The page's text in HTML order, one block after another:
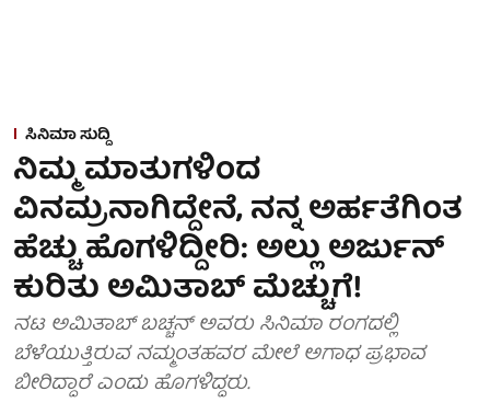
ಸಿನಿಮಾ ಸುದ್ದಿ
ನಿಮ್ಮ ಮಾತುಗಳಿಂದ
ವಿನಮ್ರನಾಗಿದ್ದೇನೆ, ನನ್ನ ಅರ್ಹತೆಗಿಂತ
ಹೆಚ್ಚು ಹೊಗಳಿದ್ದೀರಿ: ಅಲ್ಲು ಅರ್ಜುನ್
ಕುರಿತು ಅಮಿತಾಬ್ ಮೆಚ್ಚುಗೆ!
ನಟ ಅಮಿತಾಬ್‌ ಬಚ್ಚನ್ ಅವರು ಸಿನಿಮಾ ರಂಗದಲ್ಲಿ
ಬೆಳೆಯುತ್ತಿರುವ ನಮ್ಮಂತಹವರ ಮೇಲೆ ಅಗಾಧ ಪ್ರಭಾವ
ಬೀರಿದ್ದಾರೆ ಎಂದು ಹೊಗಳಿದ್ದರು.